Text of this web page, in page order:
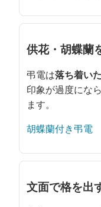
供花・胡蝶蘭
弔電は落ち着い
印象が過度にな
ます。
胡蝶蘭付き弔電
文面で格を出